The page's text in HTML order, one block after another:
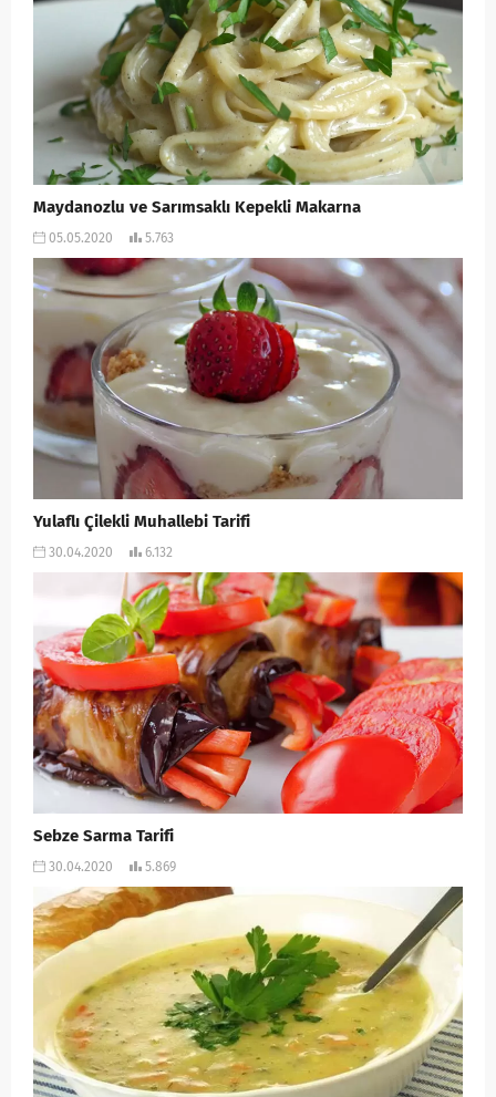
Maydanozlu ve Sarımsaklı Kepekli Makarna
05.05.2020 5.763
Yulaflı Çilekli Muhallebi Tarifi
30.04.2020 6.132
Sebze Sarma Tarifi
30.04.2020 5.869